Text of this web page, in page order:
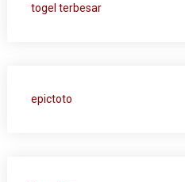
togel terbesar
epictoto